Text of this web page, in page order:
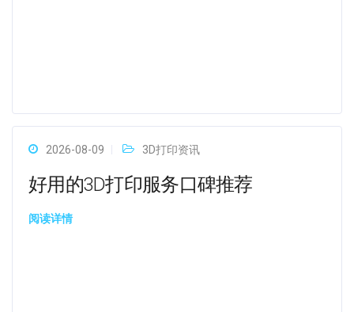
2026-08-09 3D打印资讯
好用的3D打印服务口碑推荐
阅读详情